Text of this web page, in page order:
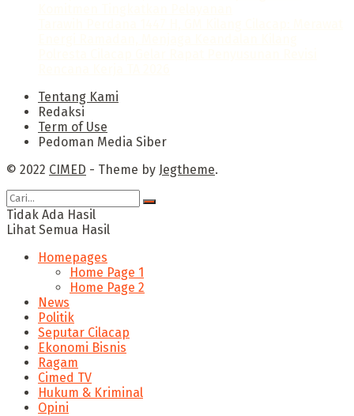
Tentang Kami
Redaksi
Term of Use
Pedoman Media Siber
© 2022 CIMED - Theme by Jegtheme.
Tidak Ada Hasil
Lihat Semua Hasil
Homepages
Home Page 1
Home Page 2
News
Politik
Seputar Cilacap
Ekonomi Bisnis
Ragam
Cimed TV
Hukum & Kriminal
Opini